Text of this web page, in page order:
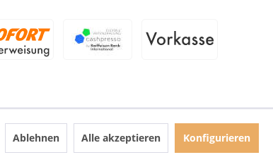
Ablehnen Alle akzeptieren Konfigurieren